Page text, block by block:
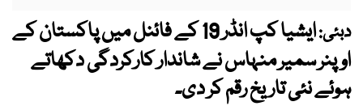
دبئی:
ایشیا کپ انڈر 19 کے فائنل میں پاکستان کے
اوپنر سمیر منہاس نے شاندار کارکردگی دکھاتے
ہوئے نئی تاریخ رقم کر دی۔